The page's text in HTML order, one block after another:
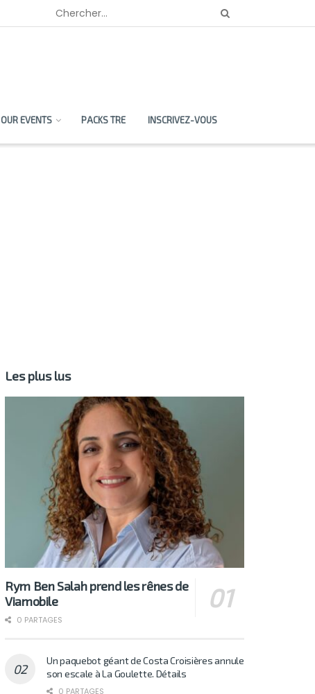
OUR EVENTS PACKS TRE INSCRIVEZ-VOUS
Les plus lus
Rym Ben Salah prend les rênes de
Viamobile
0 PARTAGES
Un paquebot géant de Costa Croisières annule
son escale à La Goulette. Détails
0 PARTAGES